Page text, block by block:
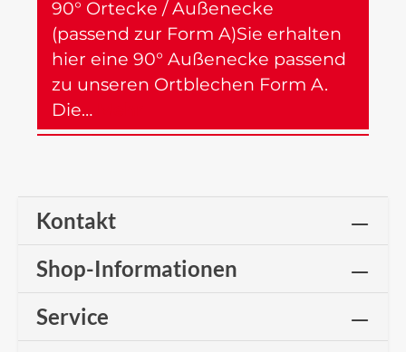
90° Ortecke / Außenecke
(passend zur Form A)Sie erhalten
hier eine 90° Außenecke passend
zu unseren Ortblechen Form A.
Die…
Kontakt
Shop-Informationen
Service